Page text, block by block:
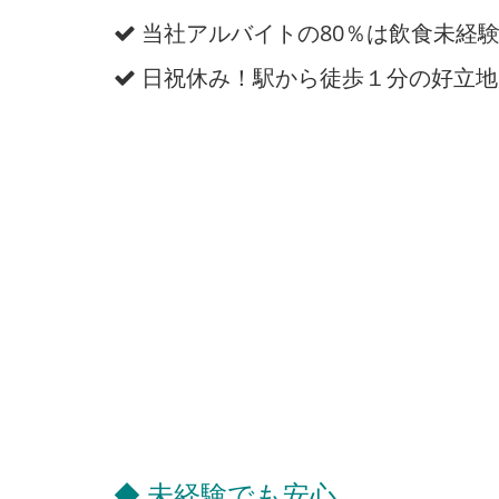
当社アルバイトの80％は飲食未経
日祝休み！駅から徒歩１分の好立